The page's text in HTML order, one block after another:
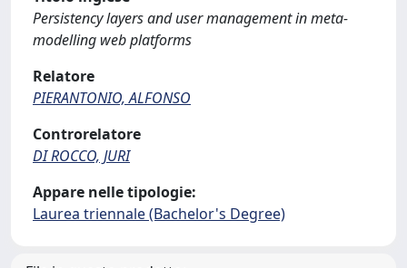
Persistency layers and user management in meta-
modelling web platforms
Relatore
PIERANTONIO, ALFONSO
Controrelatore
DI ROCCO, JURI
Appare nelle tipologie:
Laurea triennale (Bachelor's Degree)